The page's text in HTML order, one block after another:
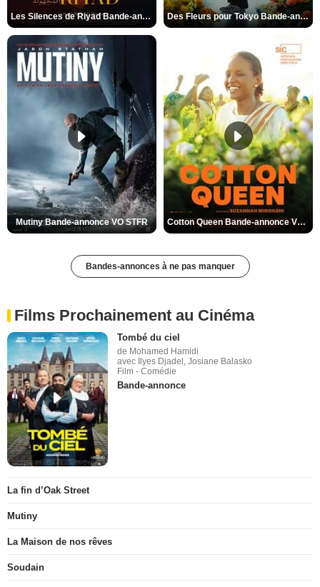
Les Silences de Riyad Bande-annonce VO STFR Des Fleurs pour Tokyo Bande-annonce VO STFR
Mutiny Bande-annonce VO STFR Cotton Queen Bande-annonce VO STFR
Bandes-annonces à ne pas manquer
Films Prochainement au Cinéma
Tombé du ciel
de Mohamed Hamidi
avec Ilyes Djadel, Josiane Balasko
Film - Comédie
Bande-annonce
La fin d’Oak Street
Mutiny
La Maison de nos rêves
Soudain